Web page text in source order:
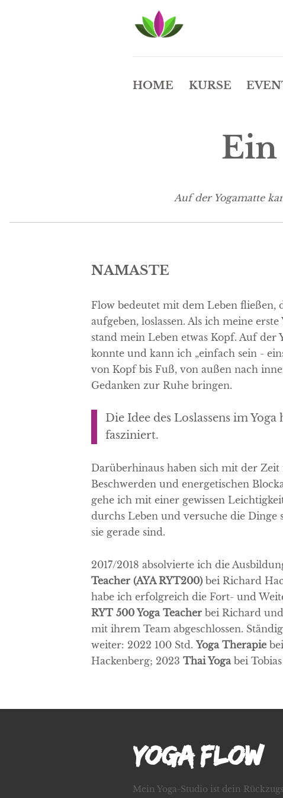
HOME KURSE
Auf der Yogamatte
NAMASTE
Flow bedeutet mit dem Leben fließen,
aufgeben, loslassen. Als ich meine erste
stand mein Leben etwas Kopf. Auf der
konnte und kann ich „einfach sein -
von Kopf bis Fuß, von außen nach
Gedanken zur Ruhe bringen.
Die Idee des Loslassens im
fasziniert.
Darüberhinaus haben sich mit der
Beschwerden und energetischen
gehe ich mit einer gewissen
durchs Leben und versuche die Dinge
sie gerade sind.
2017/2018 absolvierte ich die
Teacher (AYA RYT200)bei Richard
habe ich erfolgreich die Fort- und
RYT 500 Yoga Teacher bei Richard
mit ihrem Team abgeschlossen.
weiter: 2022 100 Std.Yoga Therapie
Hackenberg; 2023Thai Yogabei
YOGA FLOW
Mein Yoga-Studio ist dein